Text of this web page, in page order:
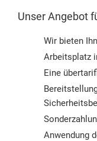
Unser Angebot
Wir bieten
Arbeitsplatz
Eine
Anwendung